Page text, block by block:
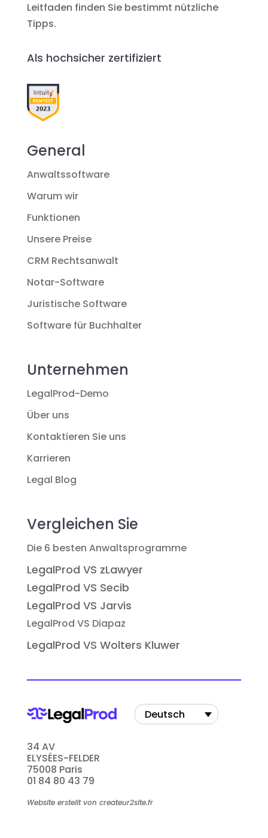
Leitfaden finden Sie bestimmt nützliche
Tipps.
Als hochsicher zertifiziert
General
Anwaltssoftware
Warum wir
Funktionen
Unsere Preise
CRM Rechtsanwalt
Notar-Software
Juristische Software
Software für Buchhalter
Unternehmen
LegalProd-Demo
Über uns
Kontaktieren Sie uns
Karrieren
Legal Blog
Vergleichen Sie
Die 6 besten Anwaltsprogramme
LegalProd VS zLawyer
LegalProd VS Secib
LegalProd VS Jarvis
LegalProd VS Diapaz
LegalProd VS Wolters Kluwer
34 AV
ELYSÉES-FELDER
75008 Paris
01 84 80 43 79
Website erstellt von createur2site.fr
Deutsch